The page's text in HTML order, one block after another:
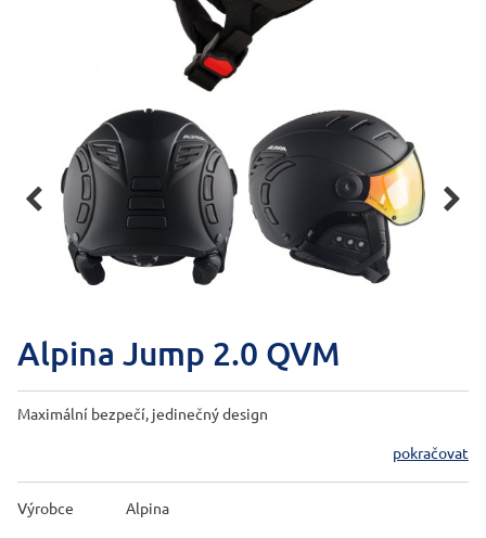
 
Alpina Jump 2.0 QVM
Maximální bezpečí, jedinečný design
pokračovat
Výrobce Alpina